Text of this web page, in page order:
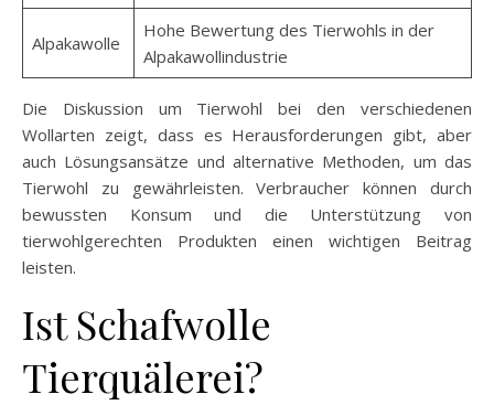
Alpakawolle
Hohe Bewertung des Tierwohls in der
Alpakawollindustrie
Die Diskussion um Tierwohl bei den verschiedenen
Wollarten zeigt, dass es Herausforderungen gibt, aber
auch Lösungsansätze und alternative Methoden, um das
Tierwohl zu gewährleisten. Verbraucher können durch
bewussten Konsum und die Unterstützung von
tierwohlgerechten Produkten einen wichtigen Beitrag
leisten.
Ist Schafwolle
Tierquälerei?